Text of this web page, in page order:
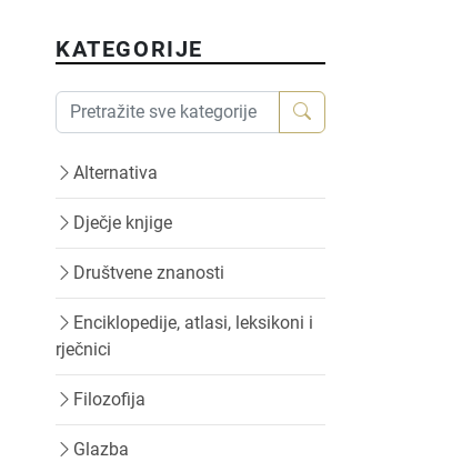
KATEGORIJE
Alternativa
Dječje knjige
Društvene znanosti
Enciklopedije, atlasi, leksikoni i
rječnici
Filozofija
Glazba